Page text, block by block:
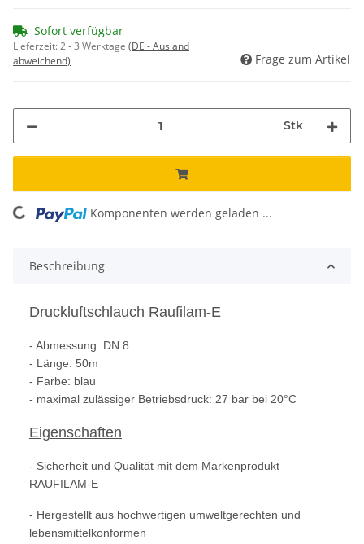
Sofort verfügbar
Lieferzeit:2 - 3 Werktage (DE - Ausland
abweichend)
Frage zum Artikel
Stk
Komponenten werden geladen ...
Beschreibung
Druckluftschlauch Raufilam-E
- Abmessung: DN 8
- Länge: 50m
- Farbe: blau
- maximal zulässiger Betriebsdruck: 27 bar bei 20°C
Eigenschaften
- Sicherheit und Qualität mit dem Markenprodukt
RAUFILAM-E
- Hergestellt aus hochwertigen umweltgerechten und
lebensmittelkonformen